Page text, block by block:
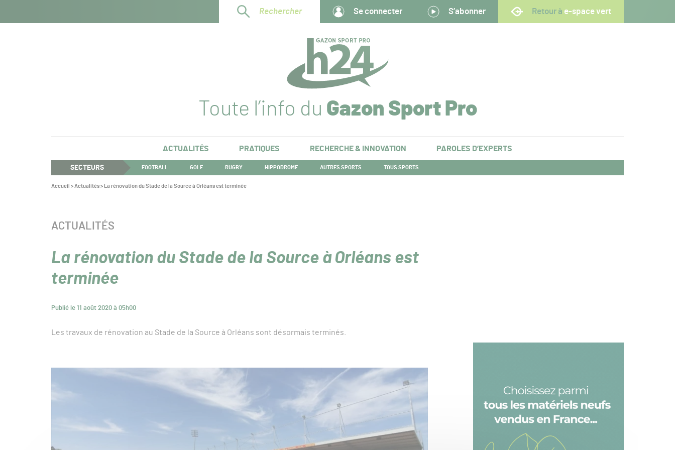
Rechercher Se connecter S’abonner Retour à e-space vert
Toute l’info du Gazon Sport Pro
ACTUALITÉS PRATIQUES RECHERCHE & INNOVATION PAROLES D’EXPERTS
SECTEURS FOOTBALL GOLF RUGBY HIPPODROME AUTRES SPORTS TOUS SPORTS
Vous
Accueil >Actualités> La rénovation du Stade de la Source à Orléans est terminée
La rénovation du Stade de la Source à Orléans est
terminée
Publié le 11 août 2020 à 05h00
CATÉGORIE :
ACTUALITÉS
Les travaux de rénovation au Stade de la Source à Orléans sont désormais terminés.